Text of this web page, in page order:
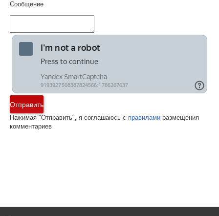
Сообщение
Отправить
Нажимая "Отправить", я соглашаюсь с правилами размещения
комментариев